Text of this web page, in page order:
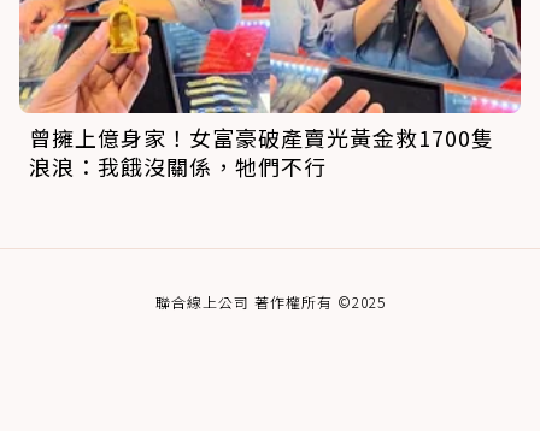
曾擁上億身家！女富豪破產賣光黃金救1700隻
浪浪：我餓沒關係，牠們不行
聯合線上公司 著作權所有 ©2025